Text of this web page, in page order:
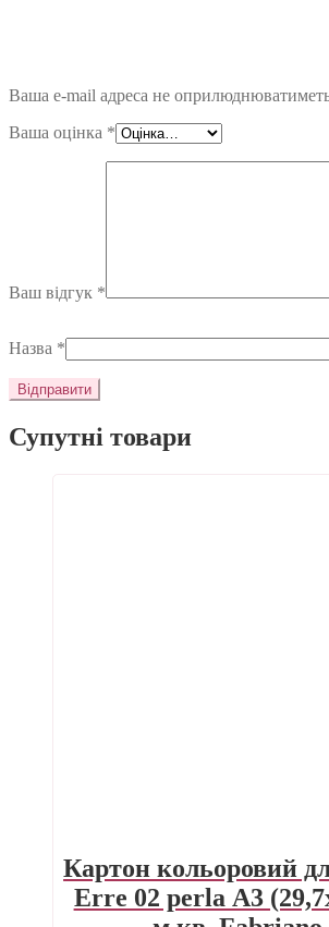
Ваша e-mail адреса не
Ваша оцінка *
Ваш відгук *
Назва *
Супутні товари
Картон кольоровий
Erre 02 perla А3